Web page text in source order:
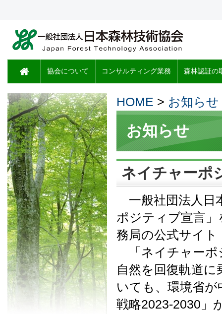
協会について コンサルティング業務 森林認証の
HOME > お知らせ
お知らせ
ネイチャーポ
一般社団法人日
ポジティブ宣言
務局の公式サイト
「ネイチャーポ
自然を回復軌道
いても、環境省
戦略2023-2030」